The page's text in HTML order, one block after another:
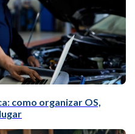
como organizar OS,